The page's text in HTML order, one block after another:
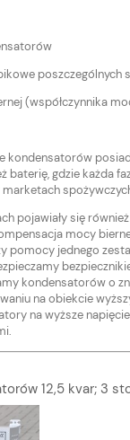
poszczególnych
(współczynnika
kondensatorów
baterię, gdzie każda
pojawiały się
mocy
pomocy jednego
kondensatorów o
na obiekcie
na wyższe
12,5 kvar; 3